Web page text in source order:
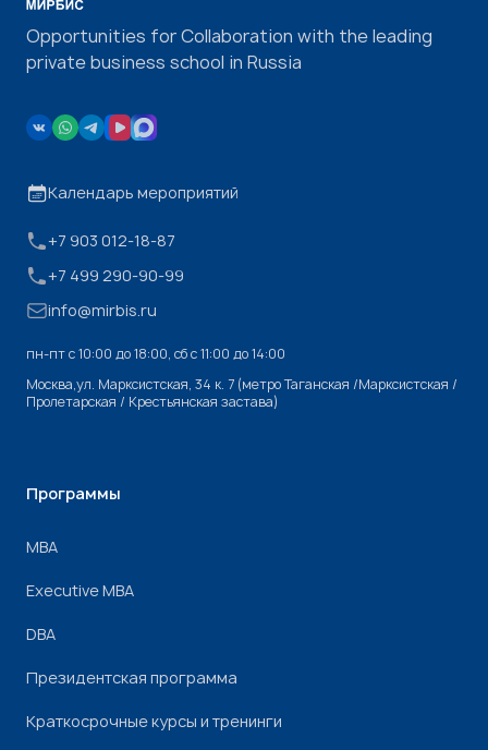
Opportunities for Collaboration with the leading
private business school in Russia
Календарь мероприятий
+7 903 012-18-87
+7 499 290-90-99
info@mirbis.ru
пн-пт с 10:00 до 18:00, cб с 11:00 до 14:00
Москва,ул. Марксистская, 34 к. 7 (метро Таганская /Марксистская /
Пролетарская / Крестьянская застава)
Программы
МВА
Executive MBA
DBA
Президентская программа
Краткосрочные курсы и тренинги